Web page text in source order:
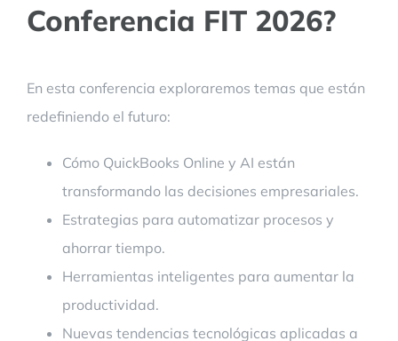
Conferencia FIT 2026?
En esta conferencia exploraremos temas que están
redefiniendo el futuro:
Cómo QuickBooks Online y AI están
transformando las decisiones empresariales.
Estrategias para automatizar procesos y
ahorrar tiempo.
Herramientas inteligentes para aumentar la
productividad.
Nuevas tendencias tecnológicas aplicadas a